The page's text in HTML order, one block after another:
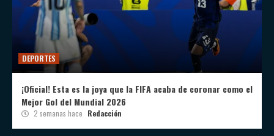
DEPORTES
¡Oficial! Esta es la joya que la FIFA acaba de coronar como el
Mejor Gol del Mundial 2026
2 semanas hace Redacción